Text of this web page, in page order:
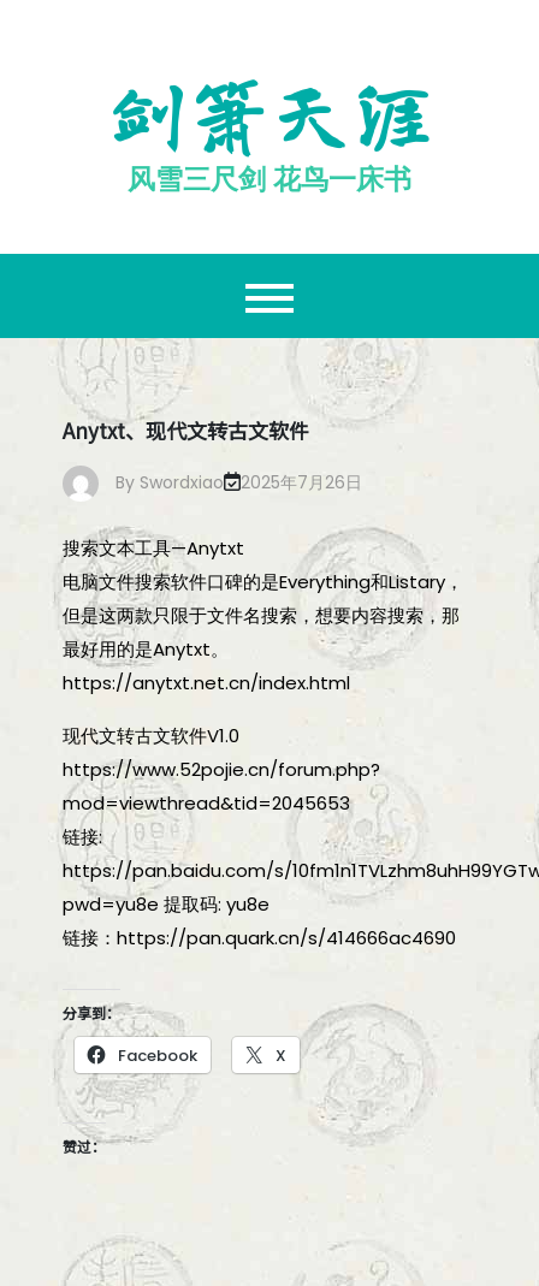
剑箫天涯
风雪三尺剑 花鸟一床书
Anytxt、现代文转古文软件
By Swordxiao 2025年7月26日
搜索文本工具—Anytxt
电脑文件搜索软件口碑的是Everything和Listary，
但是这两款只限于文件名搜索，想要内容搜索，那
最好用的是Anytxt。
https://anytxt.net.cn/index.html
现代文转古文软件V1.0
https://www.52pojie.cn/forum.php?
mod=viewthread&tid=2045653
链接:
https://pan.baidu.com/s/
pwd=yu8e 提取码: yu8e
链接：https://pan.quark.cn/s/414666ac4690
分享到：
Facebook X
赞过：